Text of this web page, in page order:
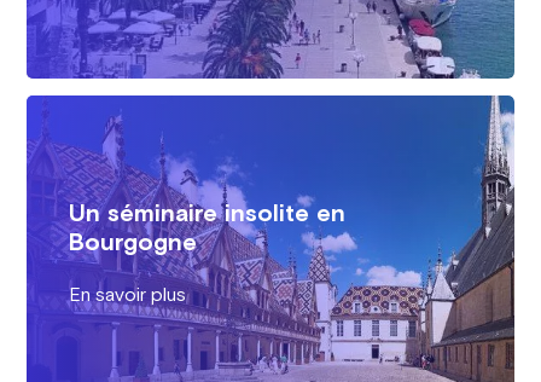
Un séminaire insolite en
Bourgogne
En savoir plus